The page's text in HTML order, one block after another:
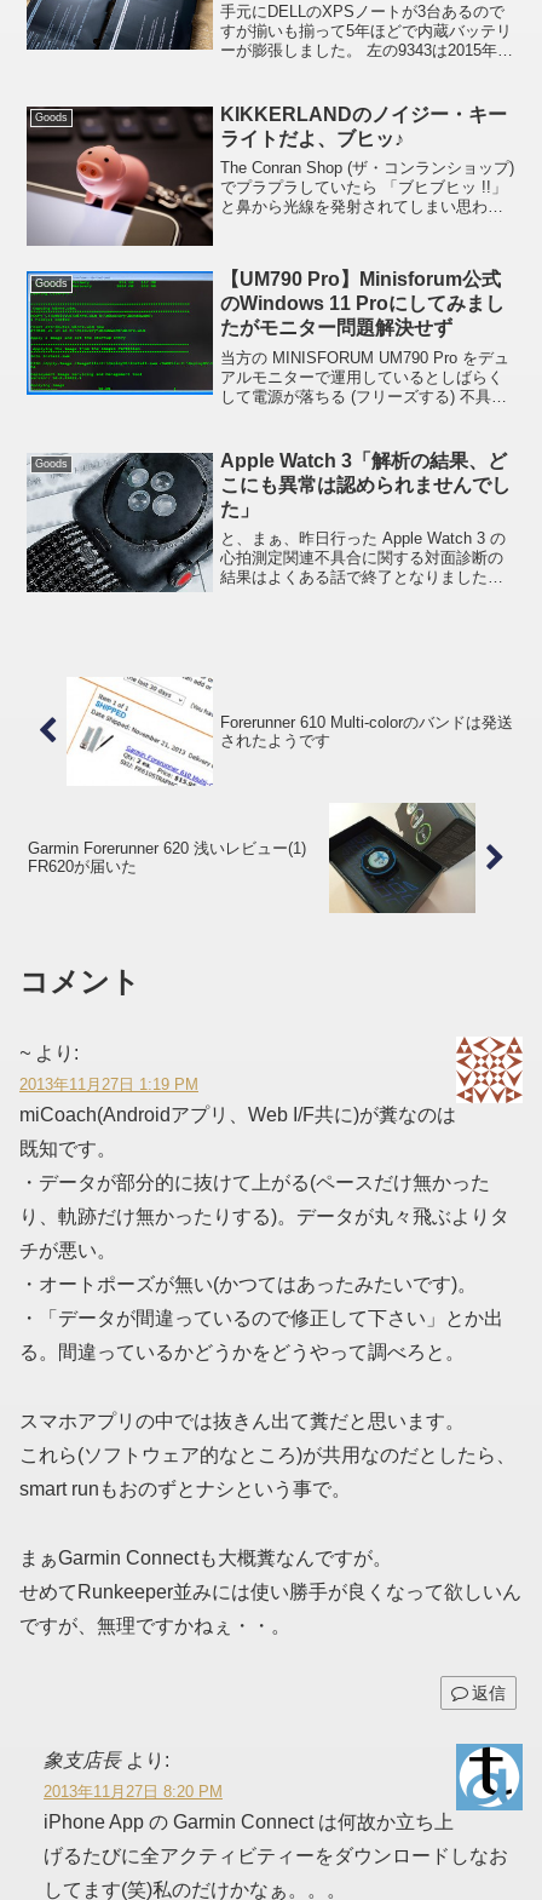
手元にDELLのXPSノートが3台あるので
すが揃いも揃って5年ほどで内蔵バッテリ
ーが膨張しました。 左の9343は2015年に
メーカーにて無償交換。その5年後2...
Goods
KIKKERLANDのノイジー・キー
ライトだよ、ブヒッ♪
The Conran Shop (ザ・コンランショップ)
でプラプラしていたら 「ブヒブヒッ !!」
と鼻から光線を発射されてしまい思わず
:ase: )(こういう小さ...
Goods
【UM790 Pro】Minisforum公式
のWindows 11 Proにしてみまし
たがモニター問題解決せず
当方の MINISFORUM UM790 Pro をデュ
アルモニターで運用しているとしばらく
して電源が落ちる (フリーズする) 不具合
Minis...
Goods
Apple Watch 3「解析の結果、ど
こにも異常は認められませんでし
た」
と、まぁ、昨日行った Apple Watch 3 の
心拍測定関連不具合に関する対面診断の
結果はよくある話で終了となりました。
Forerunner 610 Multi-colorのバンドは発送
されたようです
Garmin Forerunner 620 浅いレビュー(1)
FR620が届いた
コメント
~ より:
2013年11月27日 1:19 PM
miCoach(Androidアプリ、Web I/F共に)が糞なのは
既知です。
・データが部分的に抜けて上がる(ペースだけ無かった
り、軌跡だけ無かったりする)。データが丸々飛ぶよりタ
チが悪い。
・オートポーズが無い(かつてはあったみたいです)。
・「データが間違っているので修正して下さい」とか出
る。間違っているかどうかをどうやって調べろと。
スマホアプリの中では抜きん出て糞だと思います。
これら(ソフトウェア的なところ)が共用なのだとしたら、
smart runもおのずとナシという事で。
まぁGarmin Connectも大概糞なんですが。
せめてRunkeeper並みには使い勝手が良くなって欲しいん
ですが、無理ですかねぇ・・。
返信
象支店長 より:
2013年11月27日 8:20 PM
iPhone App の Garmin Connect は何故か立ち上
げるたびに全アクティビティーをダウンロードしなお
してます(笑)私のだけかなぁ。。。